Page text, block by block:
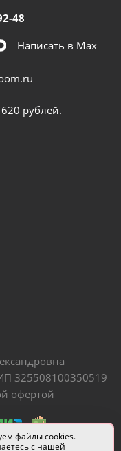
48
Написать в Мах
рублей.
325508100350519
офертой
файлы cookies.
с нашей